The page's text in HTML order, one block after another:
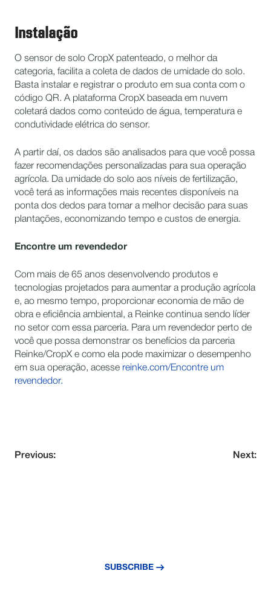
Instalação
O sensor de solo CropX patenteado, o melhor da
categoria, facilita a coleta de dados de umidade do solo.
Basta instalar e registrar o produto em sua conta com o
código QR. A plataforma CropX baseada em nuvem
coletará dados como conteúdo de água, temperatura e
condutividade elétrica do sensor.
A partir daí, os dados são analisados para que você possa
fazer recomendações personalizadas para sua operação
agrícola. Da umidade do solo aos níveis de fertilização,
você terá as informações mais recentes disponíveis na
ponta dos dedos para tomar a melhor decisão para suas
plantações, economizando tempo e custos de energia.
Encontre um revendedor
Com mais de 65 anos desenvolvendo produtos e
tecnologias projetados para aumentar a produção agrícola
e, ao mesmo tempo, proporcionar economia de mão de
obra e eficiência ambiental, a Reinke continua sendo líder
no setor com essa parceria. Para um revendedor perto de
você que possa demonstrar os benefícios da parceria
Reinke/CropX e como ela pode maximizar o desempenho
em sua operação, acesse reinke.com/Encontre um
revendedor.
Previous: Next:
SUBSCRIBE